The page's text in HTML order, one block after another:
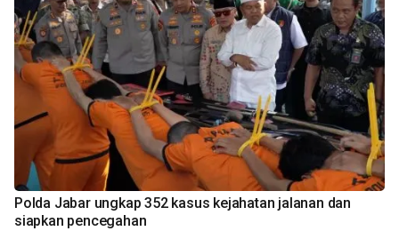
Polda Jabar ungkap 352 kasus kejahatan jalanan dan
siapkan pencegahan